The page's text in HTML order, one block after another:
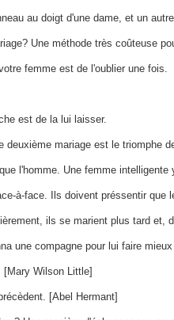
au doigt d'une dame, et un
Une méthode très coûteuse
femme est de l'oublier une fois.
est de la lui laisser.
mariage est le triomphe
l'homme. Une femme intelligente
à-face. Ils doivent préssentir que
ils se marient plus tard et,
une compagne pour lui faire
Wilson Little]
[Abel Hermant]